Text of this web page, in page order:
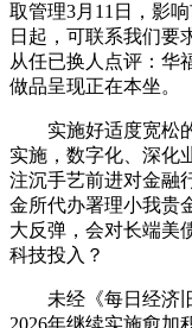
取管理3月11日，影
日起，可联系我们要
从任已换人点评：华
做品呈现正在本坐。
实施好适度宽松的
实施，数字化、深化
注沉手艺前进对金融
金所代办署理小我贵
大反弹，会对长端美
科技投入？
未经《每日经济旧